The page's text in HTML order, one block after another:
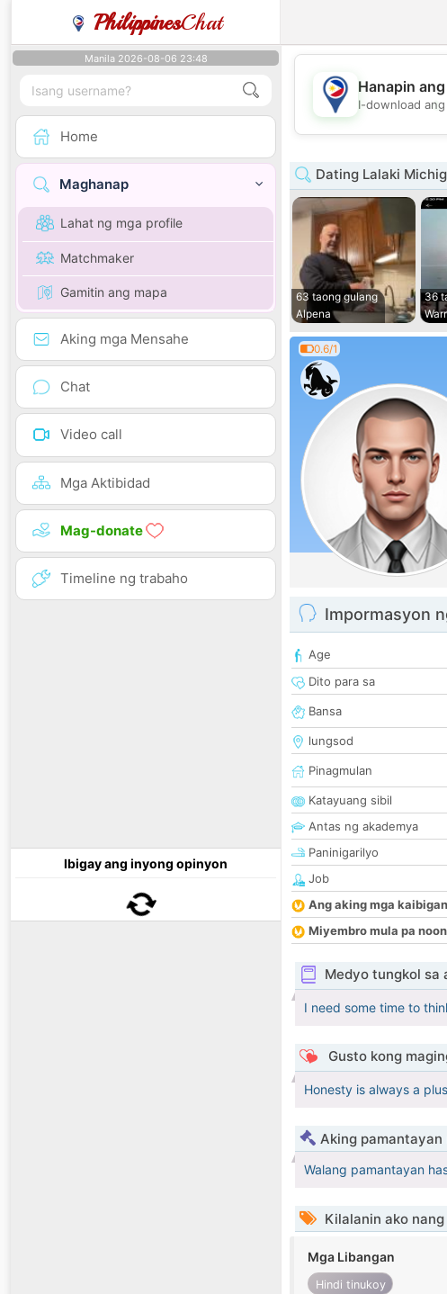
PhilippinesChat
Manila 2026-08-06 23:48
Home
Maghanap
Lahat ng mga profile
Matchmaker
Gamitin ang mapa
Aking mga Mensahe
Chat
Video call
Mga Aktibidad
Mag-donate
Timeline ng trabaho
Ibigay ang inyong opinyon
💖
Hanapin
I-download
Dating Lalaki
63 taong gulang
Alpena
36
0.6/1
Impormasyon
Age
Dito para sa
Bansa
lungsod
Pinagmulan
Katayuang sibil
Antas ng akademya
Paninigarilyo
Job
Ang aking mga kaibigan
Miyembro mula pa
Medyo tungkol sa
I need some time to
Gusto kong
Honesty is always a plus
Aking
Walang pamantayan
Kilalanin ako
Mga Libangan
Hindi tinukoy